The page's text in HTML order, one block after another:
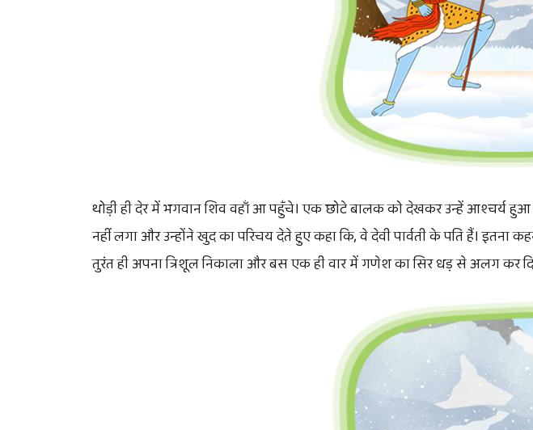
थोड़ी ही देर में भगवान शिव वहाँ आ पहुँचे। एक छोटे बालक को देखकर उन्हें आश्चर्य
नहीं लगा और उन्होंने खुद का परिचय देते हुए कहा कि, वे देवी पार्वती के पति हैं। इतना
तुरंत ही अपना त्रिशूल निकाला और बस एक ही वार में गणेश का सिर धड़ से अलग कर